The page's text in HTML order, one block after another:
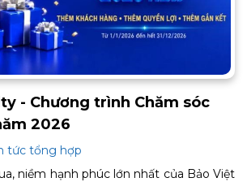
- Chương trình Chăm sóc
2026
tức tổng hợp
niềm hạnh phúc lớn nhất của Bảo Việt